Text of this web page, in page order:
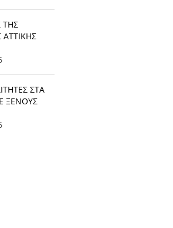
ΤΗΣ
ΣΤΑ
ΞΕΝΟΥΣ